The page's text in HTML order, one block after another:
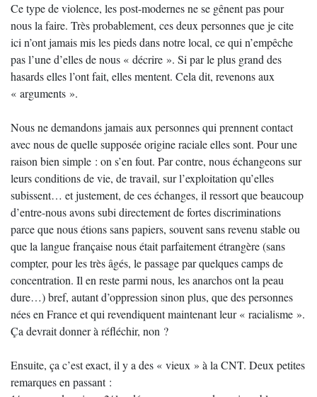
Ce type de violence, les post-modernes ne se gênent pas pour
nous la faire. Très probablement, ces deux personnes que je cite
ici n’ont jamais mis les pieds dans notre local, ce qui n’empêche
pas l’une d’elles de nous « décrire ». Si par le plus grand des
hasards elles l’ont fait, elles mentent. Cela dit, revenons aux
« arguments ».
Nous ne demandons jamais aux personnes qui prennent contact
avec nous de quelle supposée origine raciale elles sont. Pour une
raison bien simple : on s’en fout. Par contre, nous échangeons sur
leurs conditions de vie, de travail, sur l’exploitation qu’elles
subissent… et justement, de ces échanges, il ressort que beaucoup
d’entre-nous avons subi directement de fortes discriminations
parce que nous étions sans papiers, souvent sans revenu stable ou
que la langue française nous était parfaitement étrangère (sans
compter, pour les très âgés, le passage par quelques camps de
concentration. Il en reste parmi nous, les anarchos ont la peau
dure…) bref, autant d’oppression sinon plus, que des personnes
nées en France et qui revendiquent maintenant leur « racialisme ».
Ça devrait donner à réfléchir, non ?
Ensuite, ça c’est exact, il y a des « vieux » à la CNT. Deux petites
remarques en passant :